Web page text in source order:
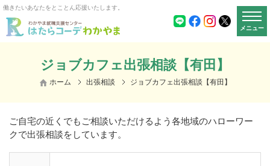
働きたいあなたをとことん応援いたします。
メニュー
ジョブカフェ出張相談【有田】
ホーム 出張相談 ジョブカフェ出張相談【有田】
ご自宅の近くでもご相談いただけるよう各地域のハローワー
クで出張相談をしています。